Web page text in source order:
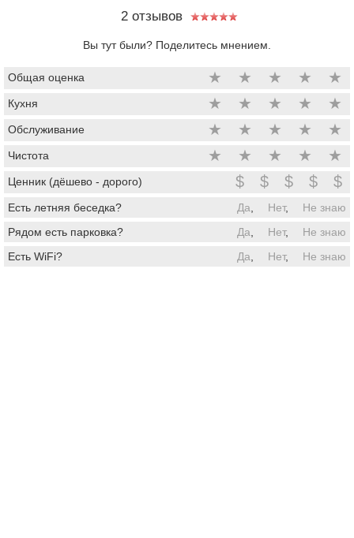
2 отзывов
Вы тут были? Поделитесь мнением.
Общая оценка ★ ★ ★ ★ ★
Кухня ★ ★ ★ ★ ★
Обслуживание ★ ★ ★ ★ ★
Чистота ★ ★ ★ ★ ★
Ценник (дёшево - дорого) $ $ $ $ $
Есть летняя беседка? Да Нет,
Не знаю
Рядом есть парковка?
Да Нет,
Не знаю
Есть WiFi?
Да Нет, Не знаю